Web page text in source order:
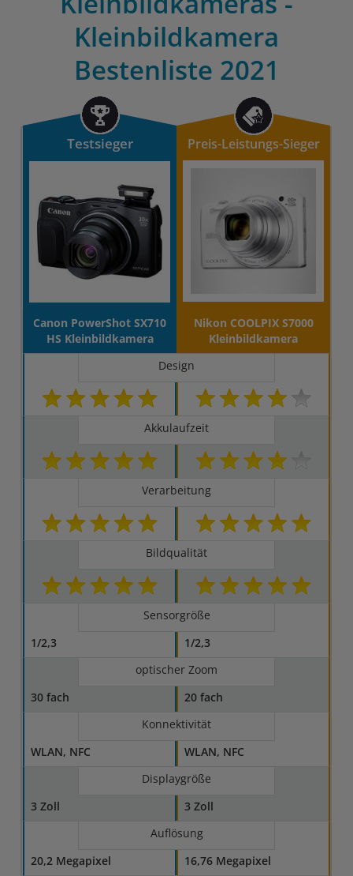
Kleinbildkamera
Bestenliste 2021
Testsieger Preis-Leistungs-Sieger
Canon PowerShot SX710
HS Kleinbildkamera
Nikon COOLPIX S7000
Kleinbildkamera
Design
Akkulaufzeit
Verarbeitung
Bildqualität
Sensorgröße
1/2,3
1/2,3
optischer Zoom
30 fach
20 fach
Konnektivität
WLAN, NFC
WLAN, NFC
Displaygröße
3 Zoll
3 Zoll
Auflösung
20,2 Megapixel
16,76 Megapixel